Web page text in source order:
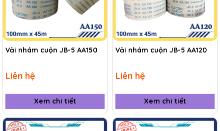
Vải nhám cuộn JB-5 AA150
Liên hệ
Xem chi tiết
Vải nhám cuộn JB-5 AA120
Liên hệ
Xem chi tiết